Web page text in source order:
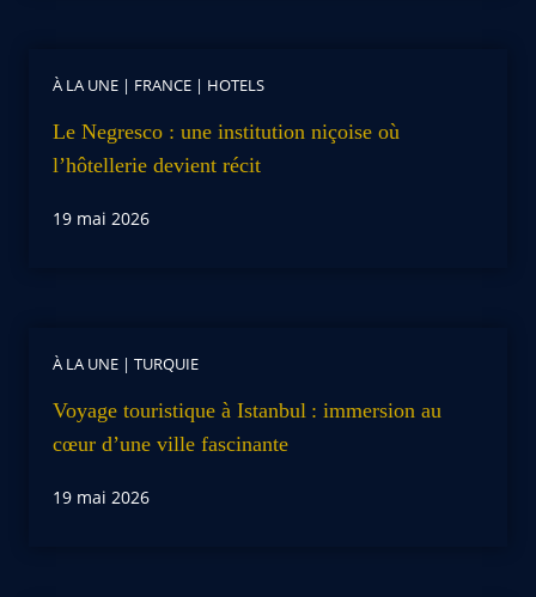
À LA UNE | FRANCE | HOTELS
Le Negresco : une institution niçoise où
l’hôtellerie devient récit
19 mai 2026
À LA UNE | TURQUIE
Voyage touristique à Istanbul : immersion au
cœur d’une ville fascinante
19 mai 2026